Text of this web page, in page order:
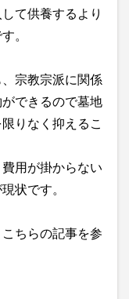
て供養するより
。
宗教宗派に関係
できるので墓地
りなく抑えるこ
用が掛からない
状です。
ちらの記事を参